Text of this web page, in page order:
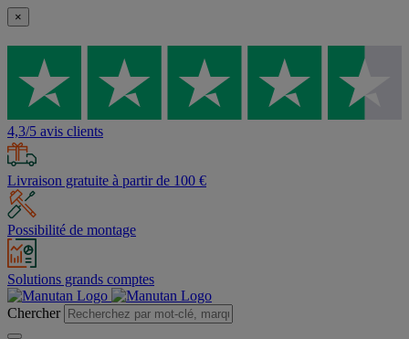
×
4,3/5 avis clients
Livraison gratuite à partir de 100 €
Possibilité de montage
Solutions grands comptes
Chercher